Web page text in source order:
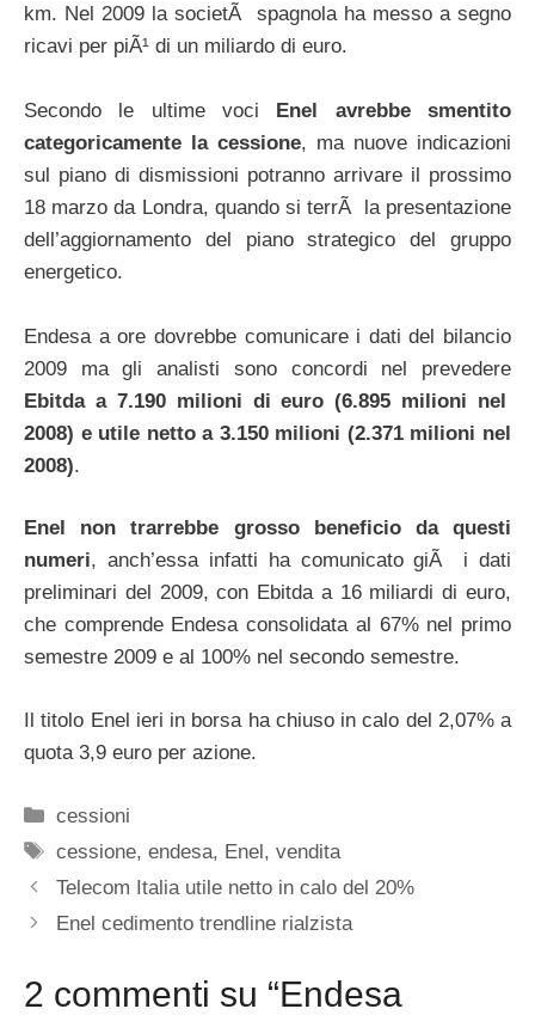
km. Nel 2009 la societÃ spagnola ha messo a segno
ricavi per piÃ¹ di un miliardo di euro.
Secondo le ultime voci Enel avrebbe smentito
categoricamente la cessione, ma nuove indicazioni
sul piano di dismissioni potranno arrivare il prossimo
18 marzo da Londra, quando si terrÃ la presentazione
dell’aggiornamento del piano strategico del gruppo
energetico.
Endesa a ore dovrebbe comunicare i dati del bilancio
2009 ma gli analisti sono concordi nel prevedere
Ebitda a 7.190 milioni di euro (6.895 milioni nel
2008) e utile netto a 3.150 milioni (2.371 milioni nel
2008).
Enel non trarrebbe grosso beneficio da questi
numeri, anch’essa infatti ha comunicato giÃ i dati
preliminari del 2009, con Ebitda a 16 miliardi di euro,
che comprende Endesa consolidata al 67% nel primo
semestre 2009 e al 100% nel secondo semestre.
Il titolo Enel ieri in borsa ha chiuso in calo del 2,07% a
quota 3,9 euro per azione.
Categorie
cessioni
Tag
cessione,endesa, Enel ,vendita
Telecom Italia utile netto in calo del 20%
Enel cedimento trendline rialzista
2 commenti su “Endesa